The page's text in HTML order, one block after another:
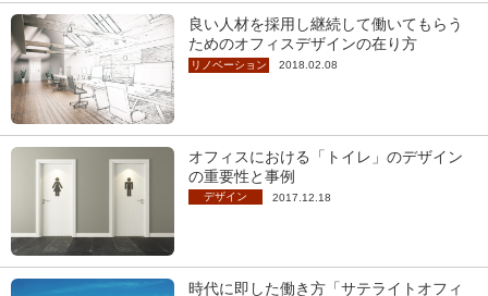
良い人材を採用し継続して働いてもらう
ためのオフィスデザインの在り方
リノベーション 2018.02.08
オフィスにおける「トイレ」のデザイン
の重要性と事例
デザイン 2017.12.18
時代に即した働き方「サテライトオフィ